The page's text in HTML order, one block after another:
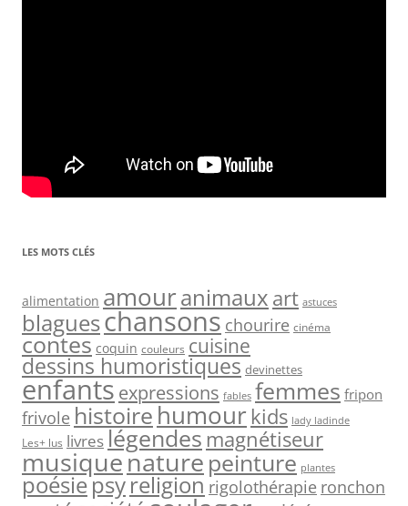
LES MOTS CLÉS
alimentation amouranimaux art astuces
blagueschansons chourire cinéma
contes coquin couleurs cuisine
dessins humoristiques devinettes
enfantsexpressions fables femmes fripon
frivole histoire humour kids lady ladinde
Les+ lus livreslégendes magnétiseur
musiquenature peinture plantes
poésiepsyreligion rigolothérapie ronchon